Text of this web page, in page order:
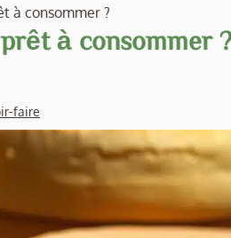
à consommer ?
à consommer ?
faire